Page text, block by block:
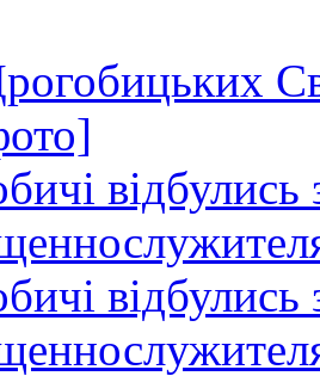
відбулись
відбулись